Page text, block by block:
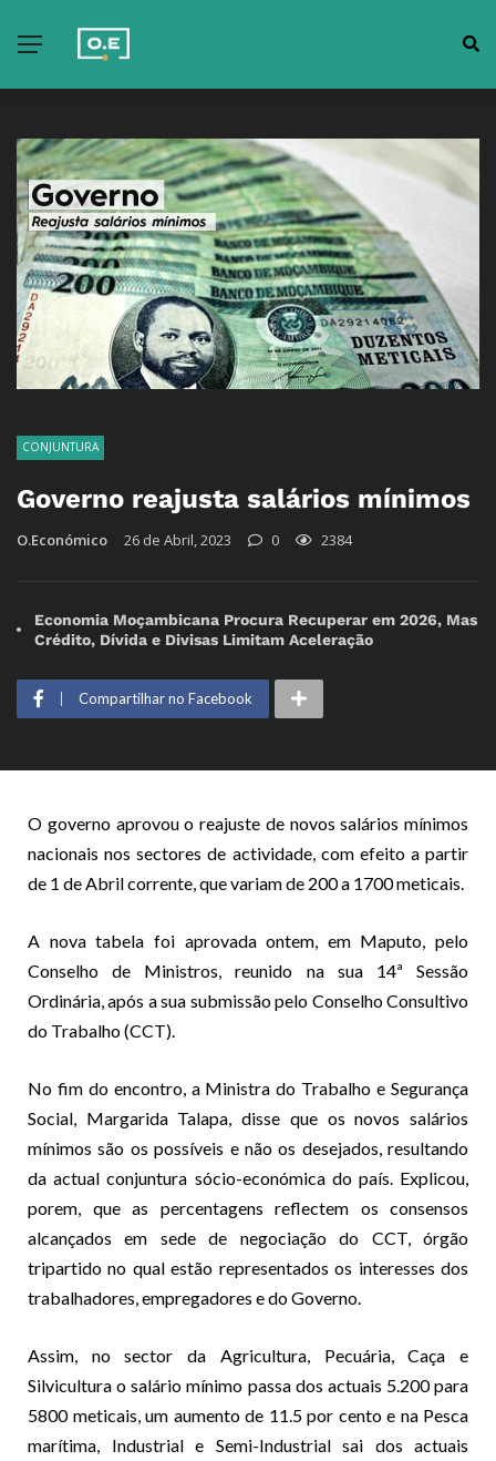
CONJUNTURA
Governo reajusta salários mínimos
O.Económico 26 de Abril, 2023 0 2384
Economia Moçambicana Procura Recuperar em 2026, Mas
Crédito, Dívida e Divisas Limitam Aceleração
Compartilhar no Facebook
O governo aprovou o reajuste de novos salários mínimos
nacionais nos sectores de actividade, com efeito a partir
de 1 de Abril corrente, que variam de 200 a 1700 meticais.
A nova tabela foi aprovada ontem, em Maputo, pelo
Conselho de Ministros, reunido na sua 14ª Sessão
Ordinária, após a sua submissão pelo Conselho Consultivo
do Trabalho (CCT).
No fim do encontro, a Ministra do Trabalho e Segurança
Social, Margarida Talapa, disse que os novos salários
mínimos são os possíveis e não os desejados, resultando
da actual conjuntura sócio-económica do país. Explicou,
porem, que as percentagens reflectem os consensos
alcançados em sede de negociação do CCT, órgão
tripartido no qual estão representados os interesses dos
trabalhadores, empregadores e do Governo.
Assim, no sector da Agricultura, Pecuária, Caça e
Silvicultura o salário mínimo passa dos actuais 5.200 para
5800 meticais, um aumento de 11.5 por cento e na Pesca
marítima, Industrial e Semi-Industrial sai dos actuais